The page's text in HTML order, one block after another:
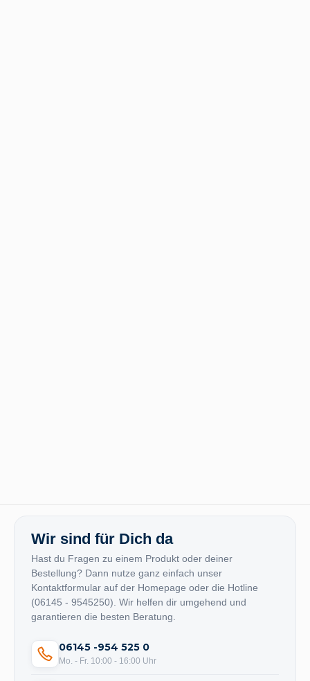
Wir sind für Dich da
Hast du Fragen zu einem Produkt oder deiner
Bestellung? Dann nutze ganz einfach unser
Kontaktformular auf der Homepage oder die Hotline
(06145 - 9545250). Wir helfen dir umgehend und
garantieren die besten Beratung.
06145 -954 525 0
Mo. - Fr. 10:00 - 16:00 Uhr